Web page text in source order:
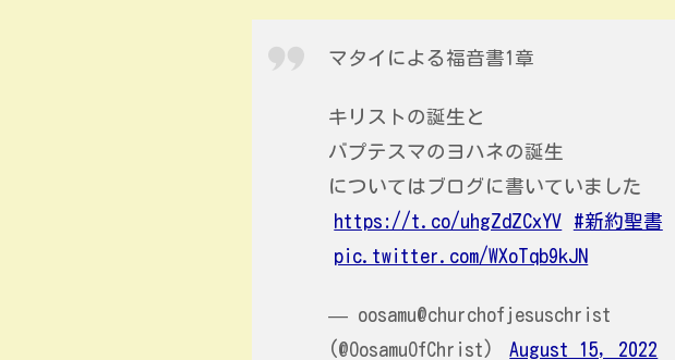
マタイによる福音書1章
キリストの誕生と
バプテスマのヨハネの誕生
についてはブログに書いていました
https://t.co/uhgZdZCxYV
#新約聖書
pic.twitter.com/WXoTqb9kJN
— oosamu@churchofjesuschrist
(@OosamuOfChrist)
August 15, 2022